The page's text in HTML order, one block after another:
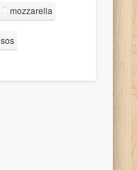
mozzarella
sos